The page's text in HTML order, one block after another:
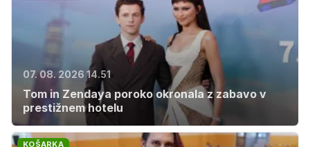
07. 08. 2026 14.51
Tom in Zendaya poroko okronala z zabavo v
prestižnem hotelu
KOŠARKA